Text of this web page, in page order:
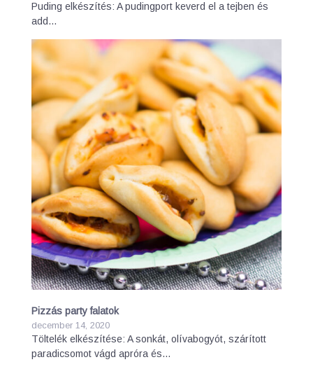
Puding elkészítés: A pudingport keverd el a tejben és
add…
Pizzás party falatok
december 14, 2020
Töltelék elkészítése: A sonkát, olívabogyót, szárított
paradicsomot vágd apróra és…